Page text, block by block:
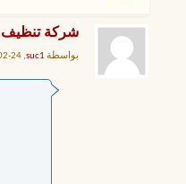
شركة تنظيف
بواسطة suc1, 24-02-2026 عند 02:16 PM